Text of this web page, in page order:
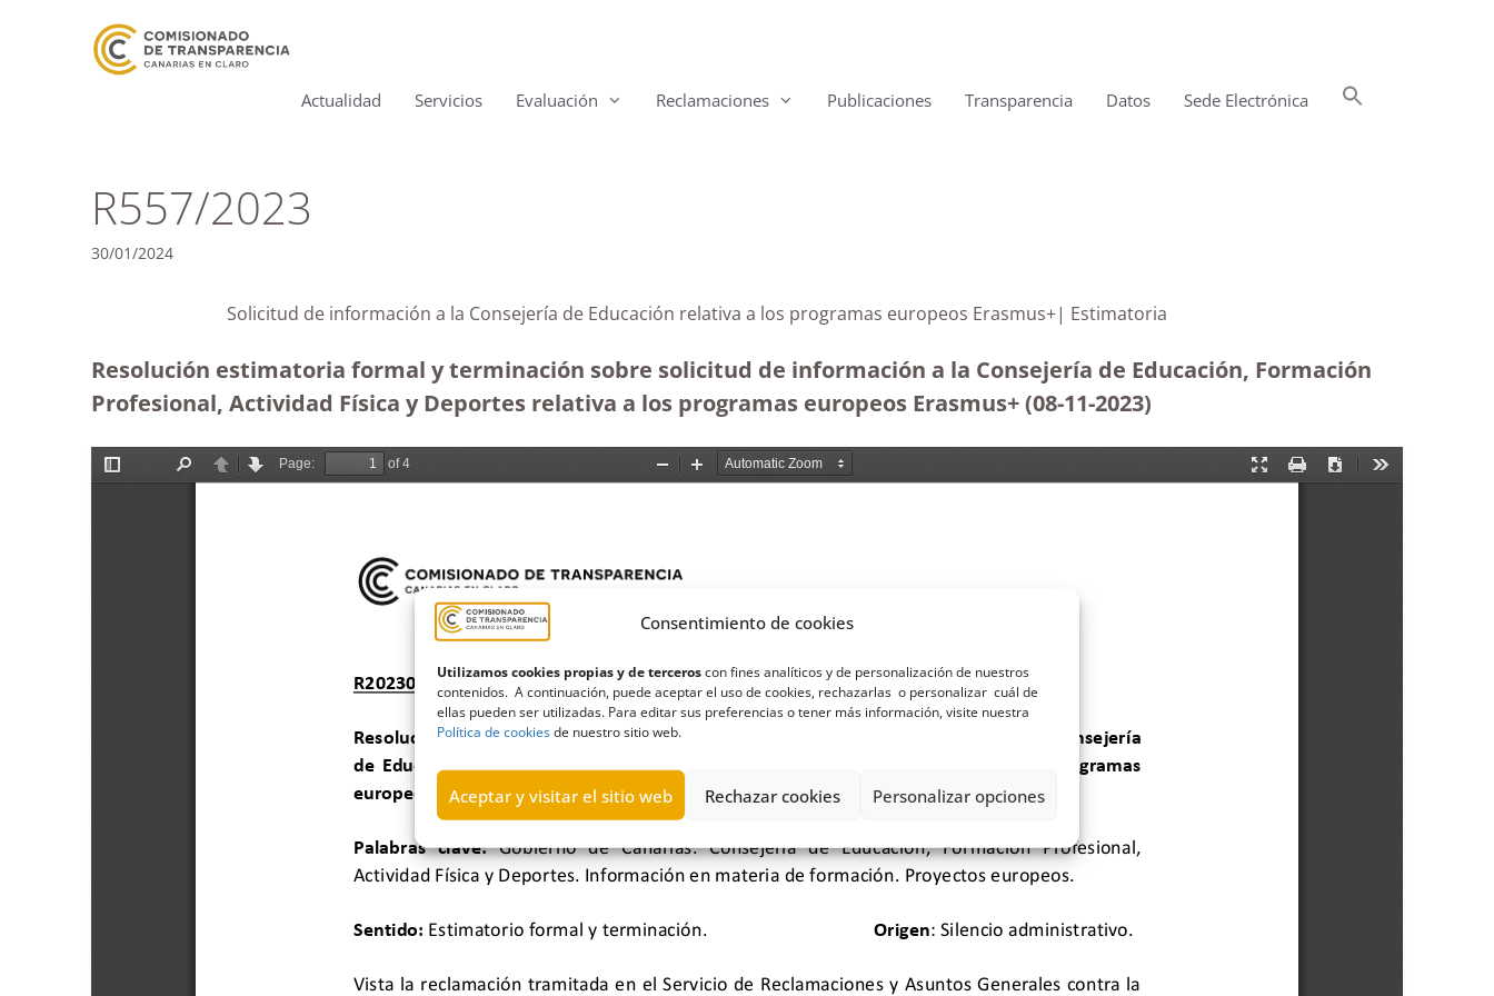
Consentimiento de cookies
Utilizamos cookies propias y de terceroscon fines analíticos y de personalización de nuestros
contenidos. A continuación, puede aceptar el uso de cookies, rechazarlas o personalizar cuál de
ellas pueden ser utilizadas. Para editar sus preferencias o tener más información, visite nuestra
Política de cookiesde nuestro sitio web.
Aceptar y visitar el sitio web Rechazar cookies Personalizar opciones
Actualidad Servicios Evaluación Reclamaciones Publicaciones Transparencia Datos Sede Electrónica
R557/2023
30/01/2024
Solicitud de información a la Consejería de Educación relativa a los programas europeos Erasmus+| Estimatoria
Resolución estimatoria formal y terminación sobre solicitud de información a la Consejería de Educación, Formación
Profesional, Actividad Física y Deportes relativa a los programas europeos Erasmus+ (08-11-2023)